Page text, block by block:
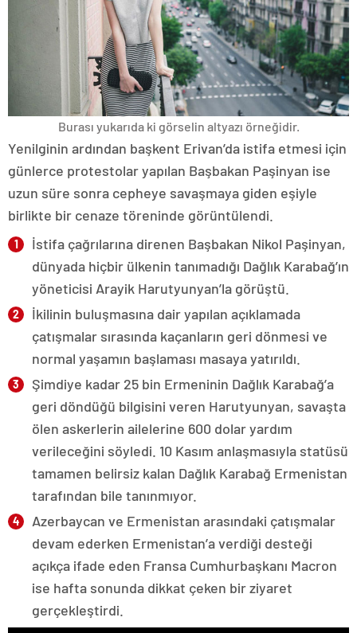
Burası yukarıda ki görselin altyazı örneğidir.
Yenilginin ardından başkent Erivan’da istifa etmesi için
günlerce protestolar yapılan Başbakan Paşinyan ise
uzun süre sonra cepheye savaşmaya giden eşiyle
birlikte bir cenaze töreninde görüntülendi.
İstifa çağrılarına direnen Başbakan Nikol Paşinyan,
dünyada hiçbir ülkenin tanımadığı Dağlık Karabağ’ın
yöneticisi Arayik Harutyunyan’la görüştü.
İkilinin buluşmasına dair yapılan açıklamada
çatışmalar sırasında kaçanların geri dönmesi ve
normal yaşamın başlaması masaya yatırıldı.
Şimdiye kadar 25 bin Ermeninin Dağlık Karabağ’a
geri döndüğü bilgisini veren Harutyunyan, savaşta
ölen askerlerin ailelerine 600 dolar yardım
verileceğini söyledi. 10 Kasım anlaşmasıyla statüsü
tamamen belirsiz kalan Dağlık Karabağ Ermenistan
tarafından bile tanınmıyor.
Azerbaycan ve Ermenistan arasındaki çatışmalar
devam ederken Ermenistan’a verdiği desteği
açıkça ifade eden Fransa Cumhurbaşkanı Macron
ise hafta sonunda dikkat çeken bir ziyaret
gerçekleştirdi.